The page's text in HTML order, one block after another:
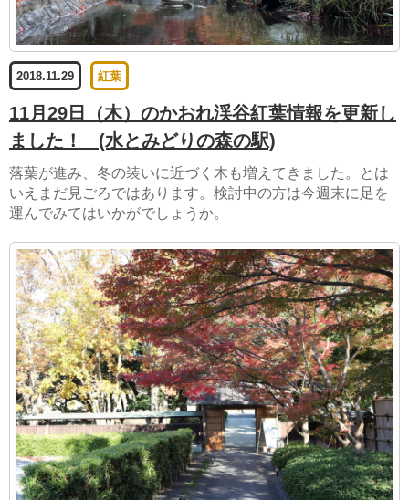
2018.11.29 紅葉
11月29日（木）のかおれ渓谷紅葉情報を更新し
ました！ (水とみどりの森の駅)
落葉が進み、冬の装いに近づく木も増えてきました。とは
いえまだ見ごろではあります。検討中の方は今週末に足を
運んでみてはいかがでしょうか。